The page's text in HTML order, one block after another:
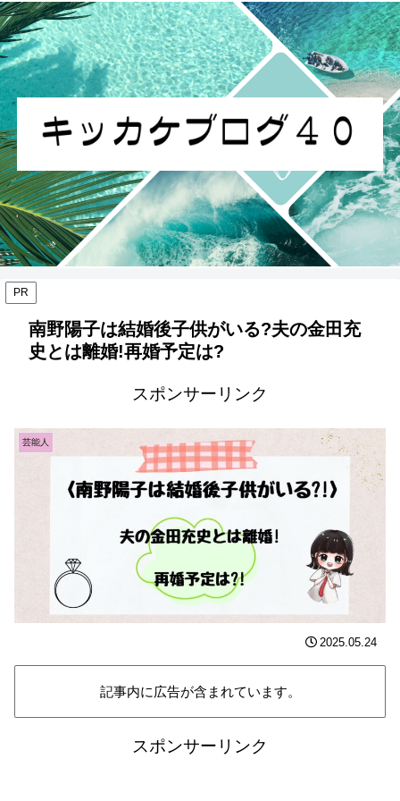
PR
南野陽子は結婚後子供がいる?夫の金田充
史とは離婚!再婚予定は?
スポンサーリンク
芸能人
2025.05.24
記事内に広告が含まれています。
スポンサーリンク